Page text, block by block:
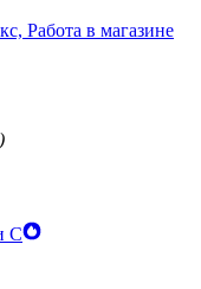
Работа в магазине
С